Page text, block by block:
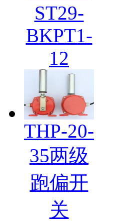
ST29-
BKPT1-
12
THP-20-
35两级
跑偏开
关